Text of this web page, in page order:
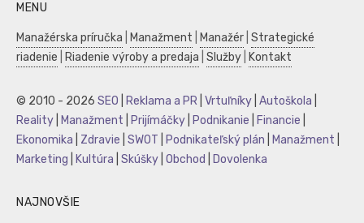
MENU
Manažérska príručka Manažment Manažér Strategické
riadenie
Riadenie výroby a predaja Služby Kontakt
© 2010 - 2026 SEO Reklama a PR Vrtuľníky Autoškola
Reality
Manažment Prijímáčky Podnikanie Financie
Ekonomika
Zdravie SWOT Podnikateľský plán Manažment
Marketing
Kultúra Skúšky Obchod Dovolenka
NAJNOVŠIE